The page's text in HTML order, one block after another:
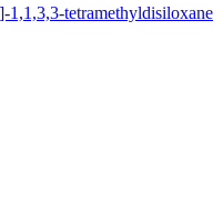
tetramethyldisiloxane